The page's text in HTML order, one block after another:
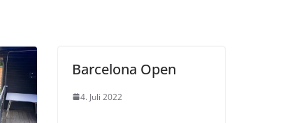
Barcelona Open
4. Juli 2022